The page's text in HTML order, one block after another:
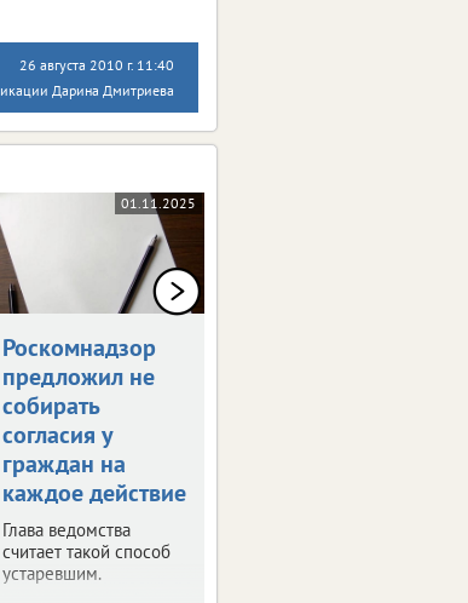
26 августа 2010 г. 11:40
Дарина Дмитриева
01.11.2025
Роскомнадзор
предложил не
собирать
согласия у
граждан на
каждое действие
Глава ведомства
считает такой способ
устаревшим.